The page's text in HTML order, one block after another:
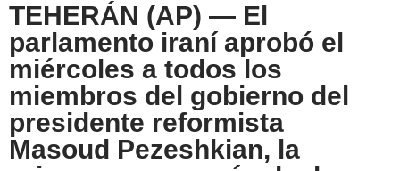
TEHERÁN (AP) — El
parlamento iraní aprobó el
miércoles a todos los
miembros del gobierno del
presidente reformista
Masoud Pezeshkian, la